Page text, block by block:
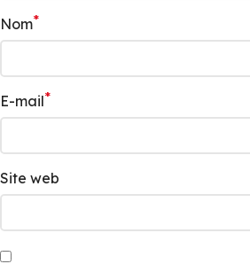
Nom*
E-mail*
Site web